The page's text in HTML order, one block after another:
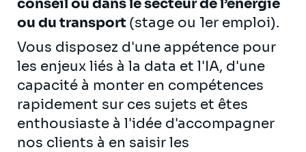
conseil ou dans le secteur de l’énergie
ou du transport (stage ou 1er emploi).
Vous disposez d'une appétence pour
les enjeux liés à la data et l'IA, d'une
capacité à monter en compétences
rapidement sur ces sujets et êtes
enthousiaste à l'idée d'accompagner
nos clients à en saisir les